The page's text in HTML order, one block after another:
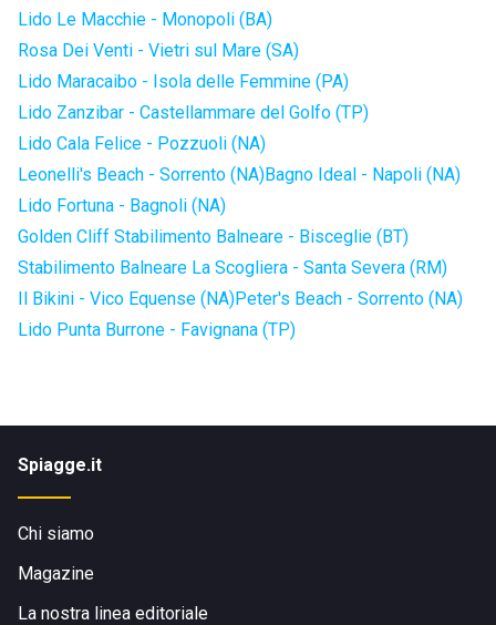
Lido Le Macchie - Monopoli (BA)
Rosa Dei Venti - Vietri sul Mare (SA)
Lido Maracaibo - Isola delle Femmine (PA)
Lido Zanzibar - Castellammare del Golfo (TP)
Lido Cala Felice - Pozzuoli (NA)
Leonelli's Beach - Sorrento (NA)Bagno Ideal - Napoli (NA)
Lido Fortuna - Bagnoli (NA)
Golden Cliff Stabilimento Balneare - Bisceglie (BT)
Stabilimento Balneare La Scogliera - Santa Severa (RM)
Il Bikini - Vico Equense (NA)Peter's Beach - Sorrento (NA)
Lido Punta Burrone - Favignana (TP)
Spiagge.it
Chi siamo
Magazine
La nostra linea editoriale